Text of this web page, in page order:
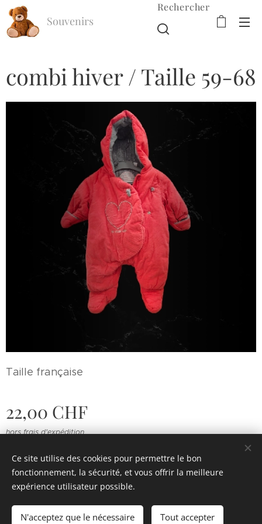
Souvenirs
Rechercher
combi hiver / Taille 59-68
Taille française
22,00 CHF
hors frais d'expédition
Ce site utilise des cookies pour permettre le bon
fonctionnement, la sécurité, et vous offrir la meilleure
expérience utilisateur possible.
N'acceptez que le nécessaire Tout accepter